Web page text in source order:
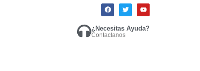
¿Necesitas Ayuda?
Contactanos